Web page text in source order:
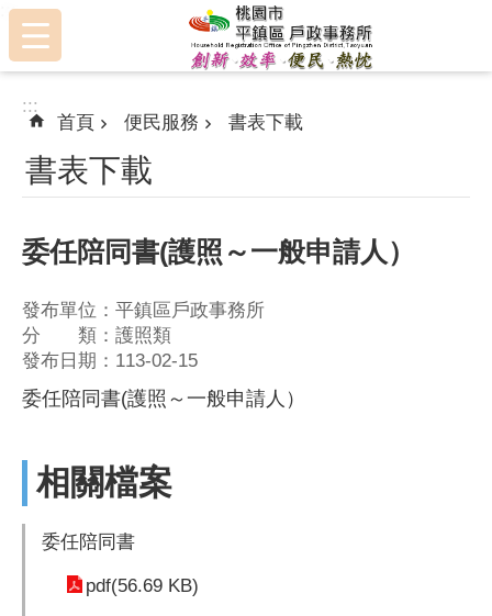
跳到主要內容區塊
:::
:::
首頁 便民服務 書表下載
書表下載
委任陪同書(護照～一般申請人）
發布單位：平鎮區戶政事務所
分 類：護照類
發布日期：113-02-15
委任陪同書(護照～一般申請人）
相關檔案
委任陪同書
pdf(56.69 KB)